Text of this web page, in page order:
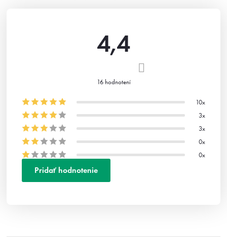
4,4
hodnotenie
produktu
je
16 hodnotení
10x
3x
3x
0x
0x
Pridať hodnotenie
i